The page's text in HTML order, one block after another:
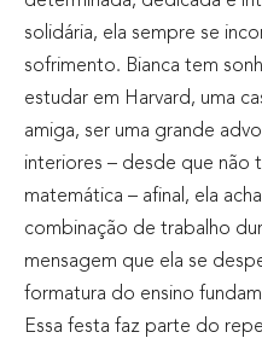
solidária, ela sempre se
sofrimento. Bianca tem
estudar em Harvard, uma
amiga, ser uma grande
interiores – desde que não
matemática – afinal, ela
combinação de trabalho
mensagem que ela se
formatura do ensino
Essa festa faz parte do